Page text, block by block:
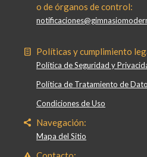
o de órganos de control:
Políticas y cumplimiento
Política de Seguridad y
Política de Tratamiento de
Condiciones de Uso
Navegación:
Mapa del Sitio